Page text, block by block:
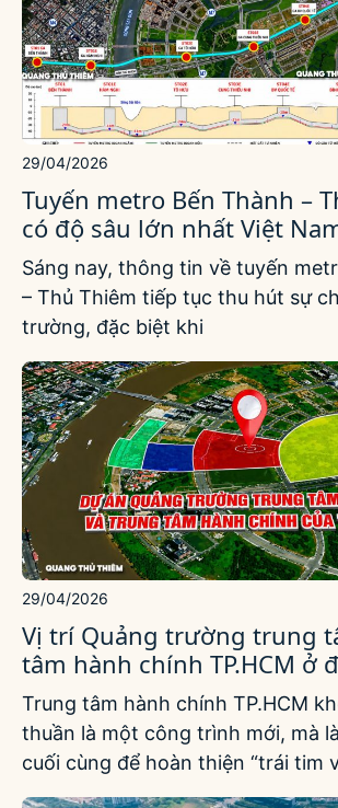
29/04/2026
Tuyến metro Bến Thành –
có độ sâu lớn nhất Việt
Sáng nay, thông tin về tuyến
– Thủ Thiêm tiếp tục thu hút sự
trường, đặc biệt khi
29/04/2026
Vị trí Quảng trường trung
tâm hành chính TP.HCM ở
Trung tâm hành chính TP.HCM
thuần là một công trình mới, mà
cuối cùng để hoàn thiện “trái tim